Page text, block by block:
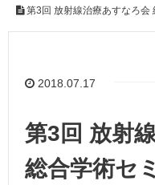
第3回 放射線治療あすなろ会
2018.07.17
第3回 放射
総合学術セ